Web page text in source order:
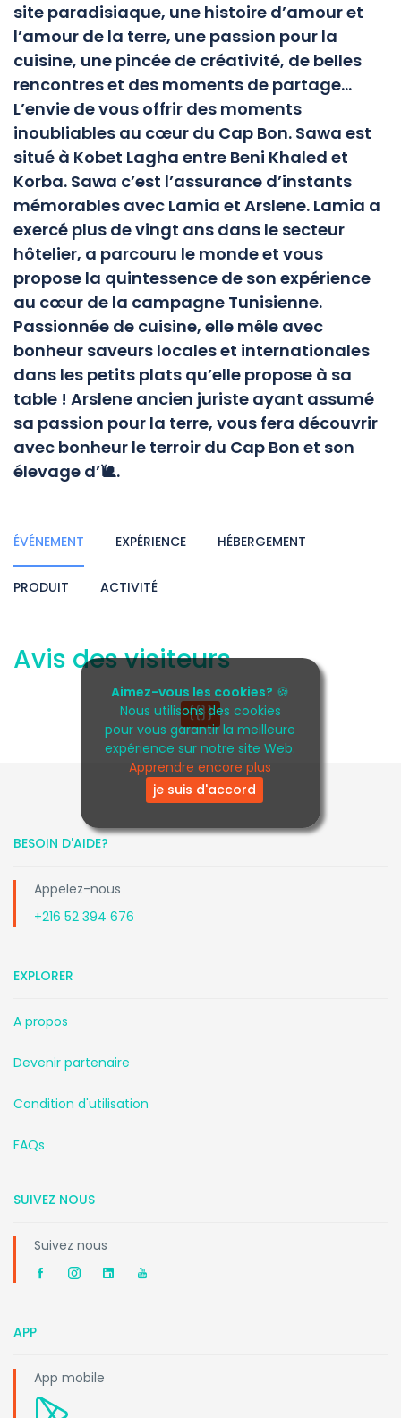
Aimez-vous les cookies? 🍪
Nous utilisons des cookies
pour vous garantir la meilleure
expérience sur notre site Web.
Apprendre encore plus
je suis d'accord
site paradisiaque, une histoire d’amour et
l’amour de la terre, une passion pour la
cuisine, une pincée de créativité, de belles
rencontres et des moments de partage…
L’envie de vous offrir des moments
inoubliables au cœur du Cap Bon. Sawa est
situé à Kobet Lagha entre Beni Khaled et
Korba. Sawa c’est l’assurance d’instants
mémorables avec Lamia et Arslene. Lamia a
exercé plus de vingt ans dans le secteur
hôtelier, a parcouru le monde et vous
propose la quintessence de son expérience
au cœur de la campagne Tunisienne.
Passionnée de cuisine, elle mêle avec
bonheur saveurs locales et internationales
dans les petits plats qu’elle propose à sa
table ! Arslene ancien juriste ayant assumé
sa passion pour la terre, vous fera découvrir
avec bonheur le terroir du Cap Bon et son
élevage d’🐌.
ÉVÉNEMENT EXPÉRIENCE HÉBERGEMENT
PRODUIT ACTIVITÉ
Avis des visiteurs
{{}}
BESOIN D'AIDE?
Appelez-nous
+216 52 394 676
EXPLORER
A propos
Devenir partenaire
Condition d'utilisation
FAQs
SUIVEZ NOUS
Suivez nous
APP
App mobile